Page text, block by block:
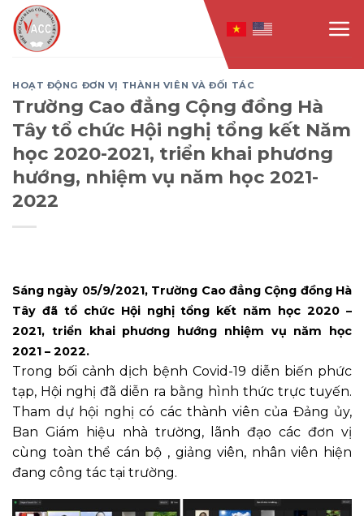
Skip
to
content
HOẠT ĐỘNG ĐƠN VỊ THÀNH VIÊN VÀ ĐỐI TÁC
Trường Cao đẳng Cộng đồng Hà
Tây tổ chức Hội nghị tổng kết Năm
học 2020-2021, triển khai phương
hướng, nhiệm vụ năm học 2021-
2022
Sáng ngày 05/9/2021, Trường Cao đẳng Cộng đồng Hà
Tây đã tổ chức Hội nghị tổng kết năm học 2020 –
2021, triển khai phương hướng nhiệm vụ năm học
2021 – 2022.
Trong bối cảnh dịch bệnh Covid-19 diễn biến phức
tạp, Hội nghị đã diễn ra bằng hình thức trực tuyến.
Tham dự hội nghị có các thành viên của Đảng ủy,
Ban Giám hiệu nhà trường, lãnh đạo các đơn vị
cùng toàn thể cán bộ , giảng viên, nhân viên hiện
đang công tác tại trường.